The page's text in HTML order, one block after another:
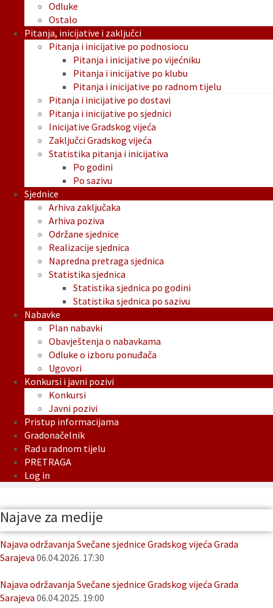
Odluke
Ostalo
Pitanja, inicijative i zaključci
Pitanja i inicijative po podnosiocu
Pitanja i inicijative po vijećniku
Pitanja i inicijative po klubu
Pitanja i inicijative po radnom tijelu
Pitanja i inicijative po dostavi
Pitanja i inicijative po sjednici
Inicijative Gradskog vijeća
Zaključci Gradskog vijeća
Statistika pitanja i inicijativa
Po godini
Po sazivu
Sjednice
Arhiva zaključaka
Arhiva poziva
Održane sjednice
Realizacije sjednica
Napredna pretraga sjednica
Statistika sjednica
Statistika sjednica po godini
Statistika sjednica po sazivu
Nabavke
Plan nabavki
Obavještenja o nabavkama
Odluke o izboru ponuđača
Ugovori
Konkursi i javni pozivi
Konkursi
Javni pozivi
Pristup informacijama
Gradonačelnik
Rad u radnom tijelu
PRETRAGA
Log in
Najave za medije
Najava održavanja Svečane sjednice Gradskog vijeća Grada
Sarajeva 06.04.2026. 17:30
Najava održavanja Svečane sjednice Gradskog vijeća Grada
Sarajeva 06.04.2025. 19:00